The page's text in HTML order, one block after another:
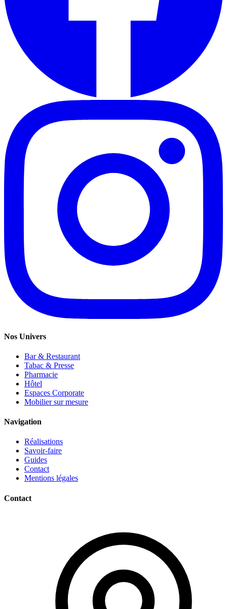
Nos Univers
Bar & Restaurant
Tabac & Presse
Pharmacie
Hôtel
Espaces Corporate
Mobilier sur mesure
Navigation
Réalisations
Savoir-faire
Guides
Contact
Mentions légales
Contact